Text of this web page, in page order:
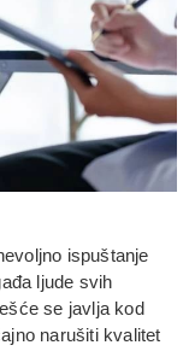
ispuštanje
ljude svih
se javlja kod
narušiti kvalitet